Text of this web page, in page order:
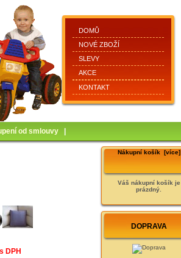
DOMŮ
NOVÉ ZBOŽÍ
SLEVY
AKCE
KONTAKT
od smlouvy
DPH
Nákupní košík [více]
Váš nákupní košík je
prázdný.
DOPRAVA